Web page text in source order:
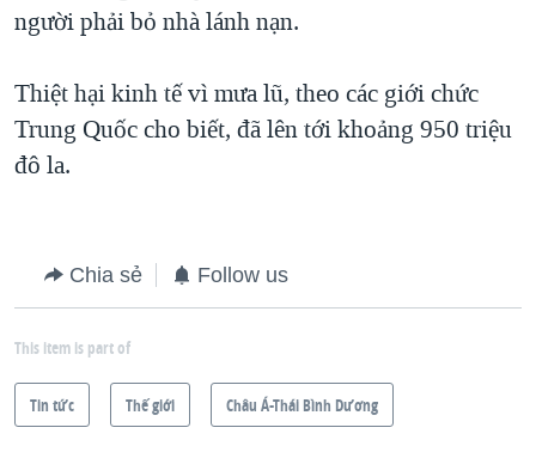
người phải bỏ nhà lánh nạn.
Thiệt hại kinh tế vì mưa lũ, theo các giới chức
Trung Quốc cho biết, đã lên tới khoảng 950 triệu
đô la.
Chia sẻ Follow us
This item is part of
Tin tức Thế giới Châu Á-Thái Bình Dương